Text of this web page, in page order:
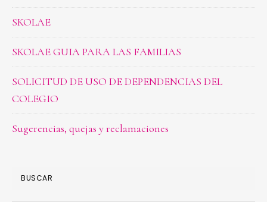
SKOLAE
SKOLAE GUIA PARA LAS FAMILIAS
SOLICITUD DE USO DE DEPENDENCIAS DEL
COLEGIO
Sugerencias, quejas y reclamaciones
BUSCAR